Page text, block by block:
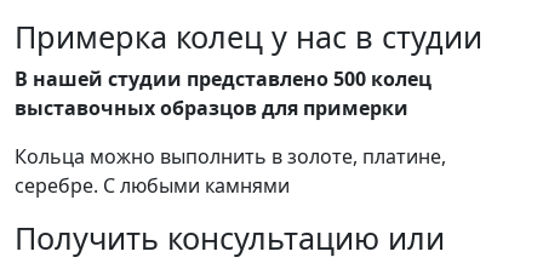
Примерка колец у нас в студии
В нашей студии представлено 500 колец
выставочных образцов для примерки
Кольца можно выполнить в золоте, платине,
серебре. С любыми камнями
Получить консультацию или